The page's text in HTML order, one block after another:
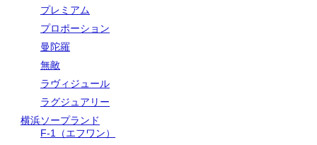
プレミアム
プロポーション
曼陀羅
無敵
ラヴィジュール
ラグジュアリー
横浜ソープランド
F-1（エフワン）